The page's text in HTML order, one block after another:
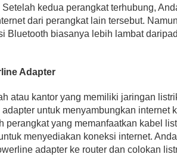
kedua perangkat terhubung,
dari perangkat lain tersebut.
Bluetooth biasanya lebih lambat
Adapter
atau kantor yang memiliki jaringan
untuk menyambungkan internet
perangkat yang memanfaatkan kabel
menyediakan koneksi internet.
adapter ke router dan colokan